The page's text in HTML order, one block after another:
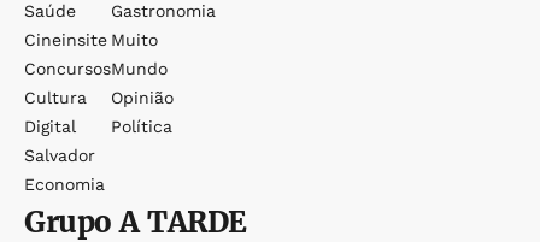
Saúde
Cineinsite
Concursos
Cultura
Digital
Salvador
Economia
Gastronomia
Muito
Mundo
Opinião
Política
GrupoA TARDE